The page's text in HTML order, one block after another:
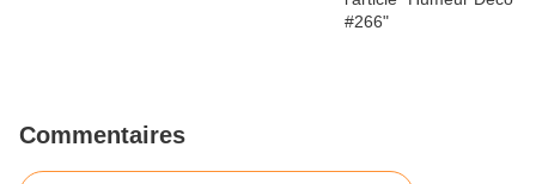
Commentaires